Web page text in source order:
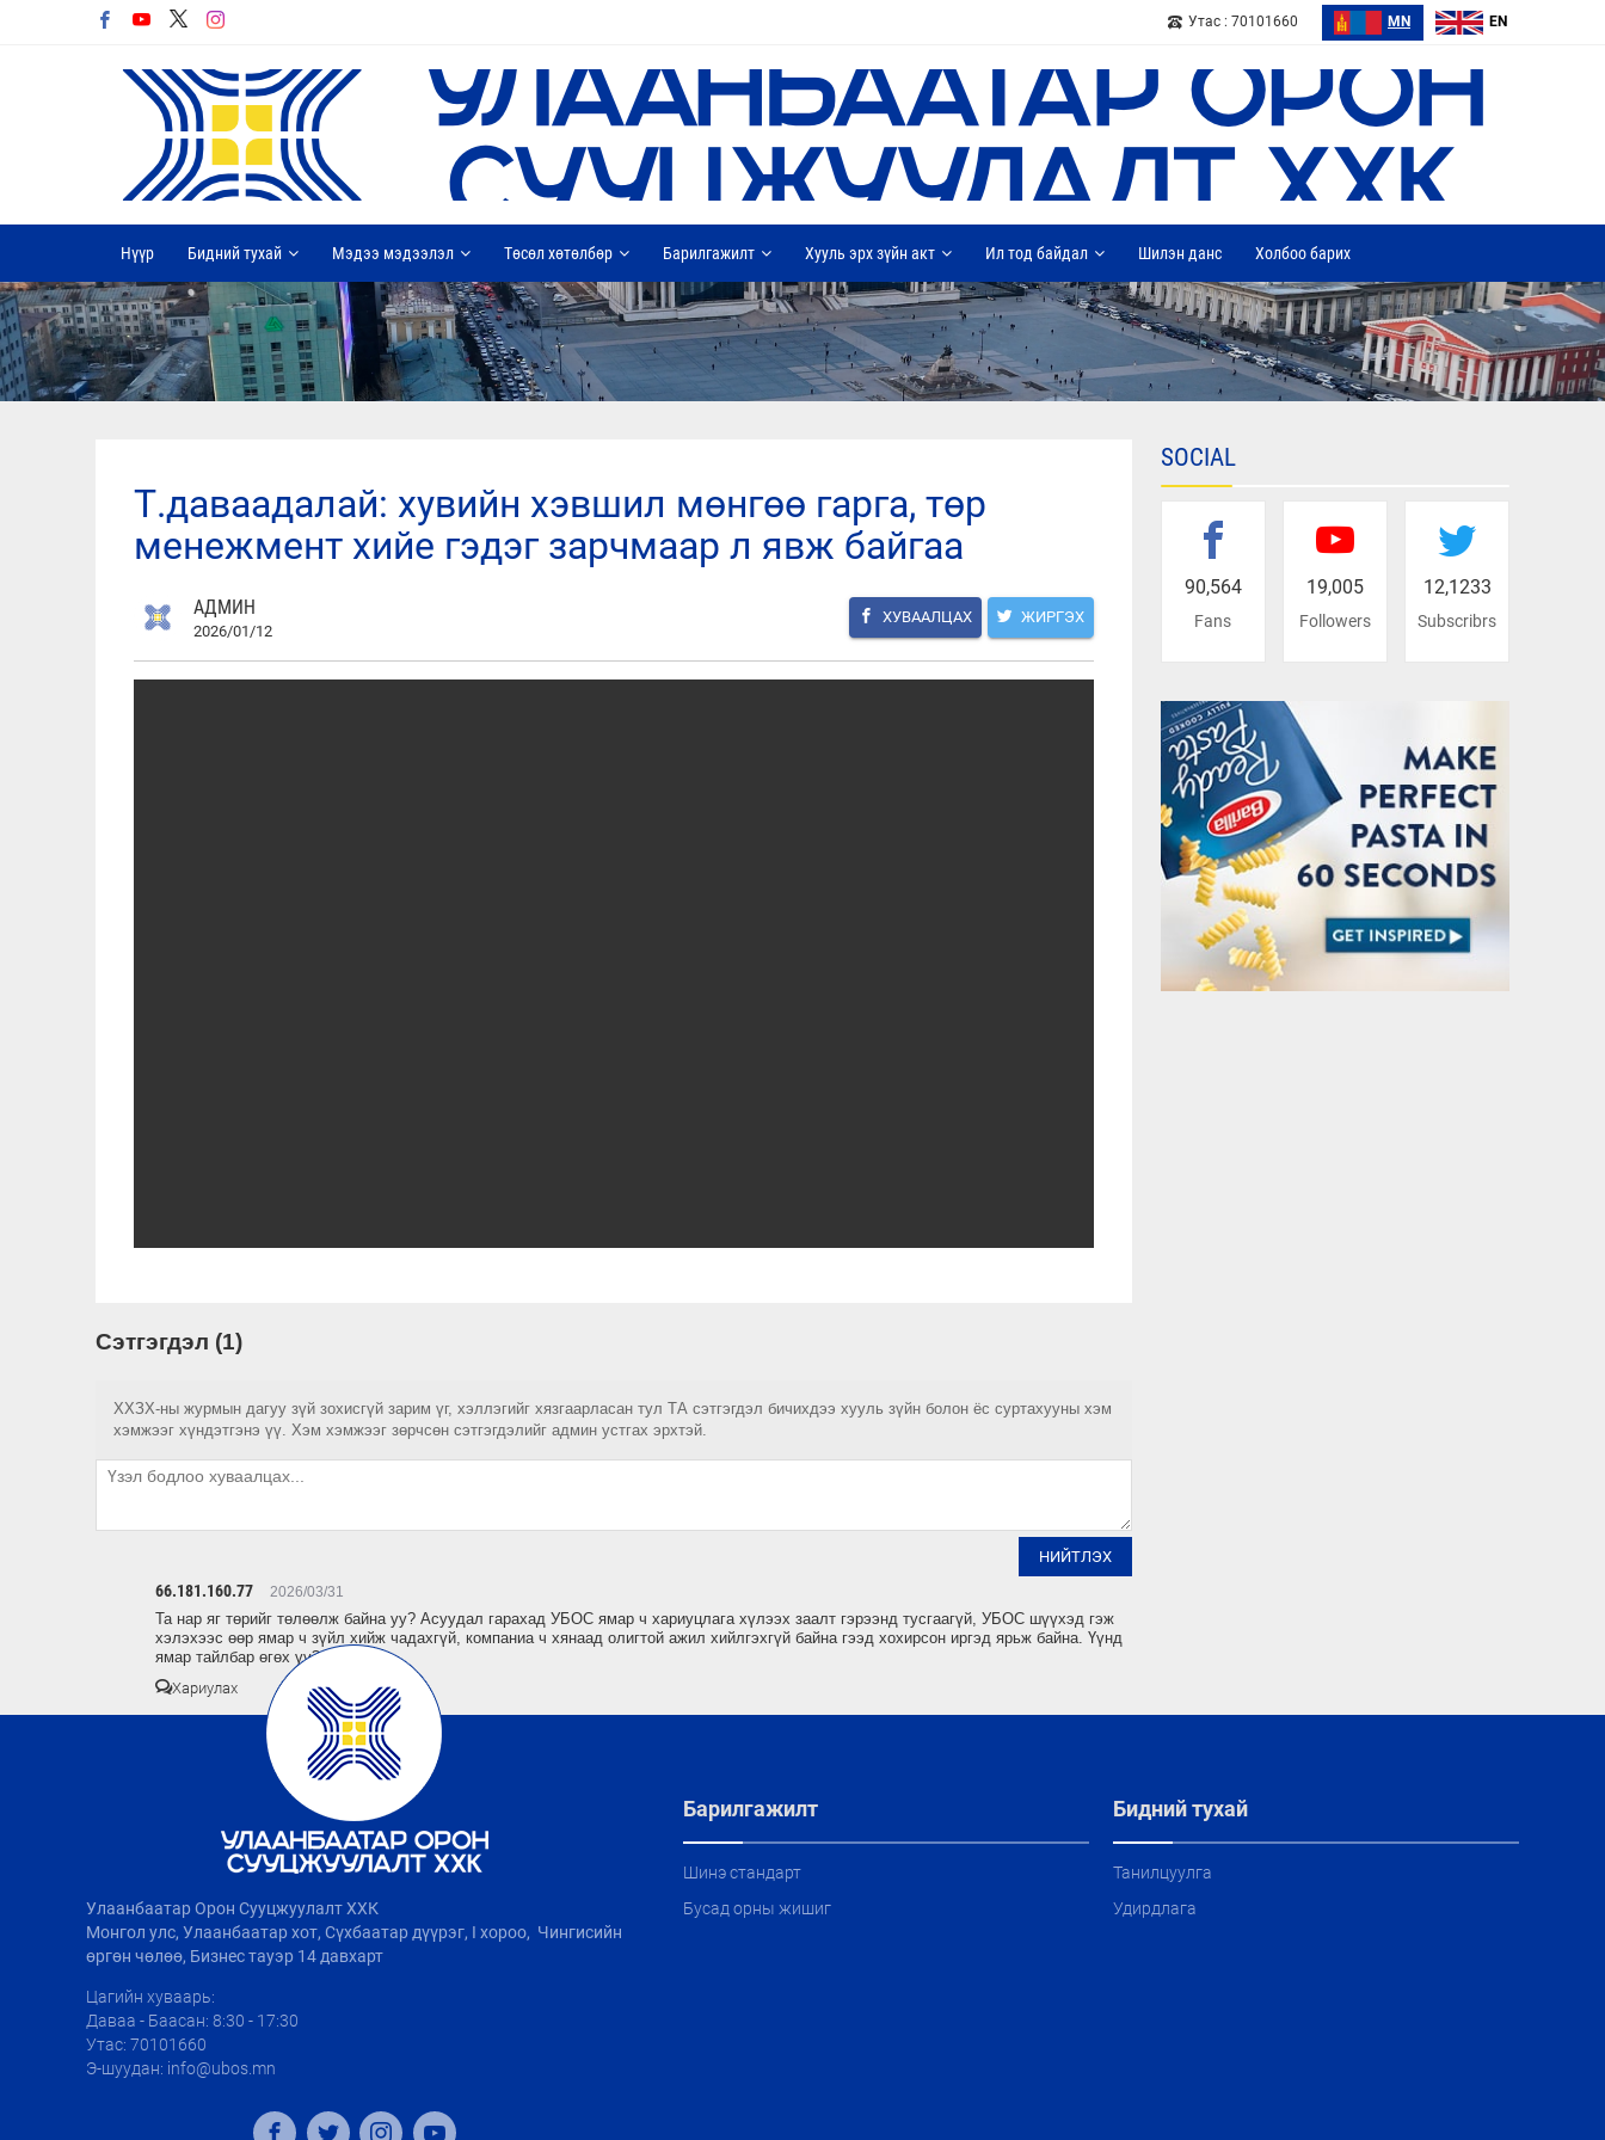
Утас : 70101660 MN EN
Нүүр Бидний тухай Мэдээ мэдээлэл Төсөл хөтөлбөр Барилгажилт Хууль эрх зүйн акт Ил тод байдал Шилэн данс Холбоо барих
т.даваадалай: хувийн хэвшил мөнгөө гарга, төр
менежмент хийе гэдэг зарчмаар л явж байгаа
АДМИН
2026/01/12
ХУВААЛЦАХ ЖИРГЭХ
Сэтгэгдэл (1)
ХХЗХ-ны журмын дагуу зүй зохисгүй зарим үг, хэллэгийг хязгаарласан тул ТА сэтгэгдэл бичихдээ хууль зүйн болон ёс суртахууны хэм
хэмжээг хүндэтгэнэ үү. Хэм хэмжээг зөрчсөн сэтгэгдэлийг админ устгах эрхтэй.
НИЙТЛЭХ
66.181.160.77 2026/03/31
Та нар яг төрийг төлөөлж байна уу? Асуудал гарахад УБОС ямар ч хариуцлага хүлээх заалт гэрээнд тусгаагүй, УБОС шүүхэд гэж
хэлэхээс өөр ямар ч зүйл хийж чадахгүй, компаниа ч хянаад олигтой ажил хийлгэхгүй байна гээд хохирсон иргэд ярьж байна. Үүнд
ямар тайлбар өгөх үү?
Хариулах
SOCIAL
90,564
Fans
19,005
Followers
12,1233
Subscribrs
Улаанбаатар Орон Сууцжуулалт ХХК
Монгол улс, Улаанбаатар хот, Сүхбаатар дүүрэг, I хороо, Чингисийн
өргөн чөлөө, Бизнес тауэр 14 давхарт
Цагийн хуваарь:
Даваа - Баасан: 8:30 - 17:30
Утас: 70101660
Э-шуудан: info@ubos.mn
Барилгажилт
Шинэ стандарт
Бусад орны жишиг
Бидний тухай
Танилцуулга
Удирдлага